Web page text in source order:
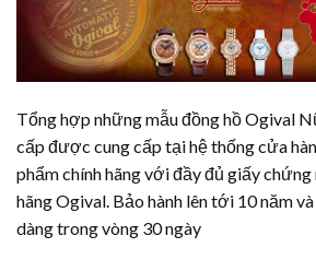
Tổng hợp những mẫu đồng hồ Ogival
cấp được cung cấp tại hệ thống cửa
phẩm chính hãngvới đầy đủ giấy chứng
hãng Ogival. Bảo hành lên tới 10 năm
dàng trong vòng 30 ngày